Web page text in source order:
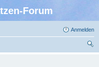
Forum
Anmelden